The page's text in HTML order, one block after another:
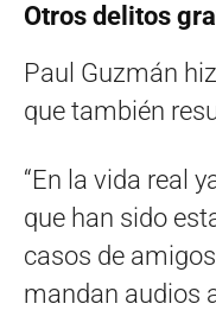
Otros delitos
Paul Guzmán
que también
“En la vida real
que han sido
casos de
mandan audios